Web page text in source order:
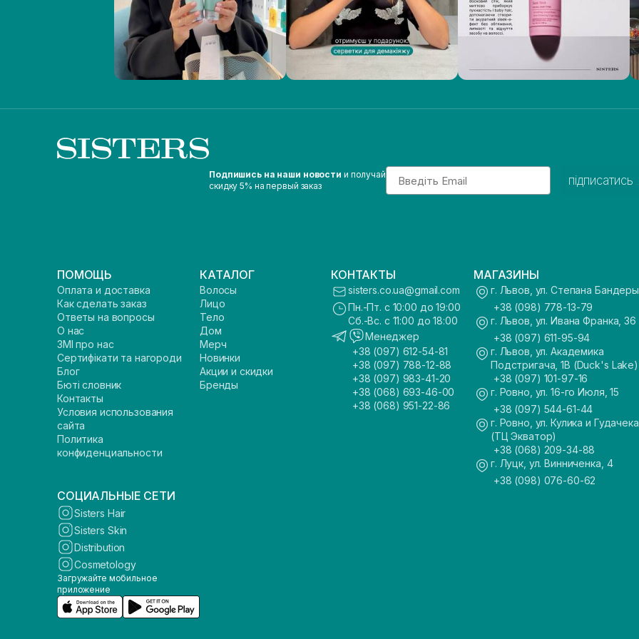
Подпишись на наши новости и получай
скидку 5% на первый заказ
Email
підписатись
ПОМОЩЬ
Оплата и доставка
Как сделать заказ
Ответы на вопросы
О нас
ЗМІ про нас
Сертифікати та нагороди
Блог
Бюті словник
Контакты
Условия использования
сайта
Политика
конфиденциальности
КАТАЛОГ
Волосы
Лицо
Тело
Дом
Мерч
Новинки
Акции и скидки
Бренды
КОНТАКТЫ
sisters.co.ua@gmail.com
Пн.-Пт. с 10:00 до 19:00
Сб.-Вс. с 11:00 до 18:00
Менеджер
+38 (097) 612-54-81
+38 (097) 788-12-88
+38 (097) 983-41-20
+38 (068) 693-46-00
+38 (068) 951-22-86
МАГАЗИНЫ
г. Львов, ул. Степана
+38 (098) 778-13-79
г. Львов, ул. Ивана Франка, 36
+38 (097) 611-95-94
г. Львов, ул. Академика
Подстригача, 1В (Duck's Lake)
+38 (097) 101-97-16
г. Ровно, ул. 16-го Июля, 15
+38 (097) 544-61-44
г. Ровно, ул. Кулика и
(ТЦ Экватор)
+38 (068) 209-34-88
г. Луцк, ул. Винниченка, 4
+38 (098) 076-60-62
СОЦИАЛЬНЫЕ СЕТИ
Sisters Hair
Sisters Skin
Distribution
Cosmetology
Загружайте мобильное
приложение